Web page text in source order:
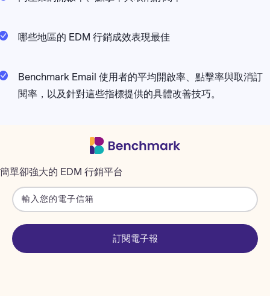
哪些地區的 EDM 行銷成效表現最佳
Benchmark Email 使用者的平均開啟率、點擊率與取消訂
閱率，以及針對這些指標提供的具體改善技巧。
簡單卻強大的 EDM 行銷平台
訂閱電子報